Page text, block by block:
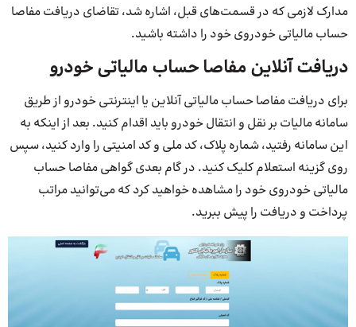
مدارک لازمی که در قسمت‌های قبل، اشاره شد، تقاضای دریافت مفاصا
حساب مالیاتی خودروی خود را داشته باشید.
دریافت آنلاین مفاصا حساب مالیاتی خودرو
برای دریافت مفاصا حساب مالیاتی آنلاین یا اینترنتی خودرو از طریق
سامانه مالیات بر نقل و انتقال خودرو باید اقدام کنید. بعد از اینکه به
این سامانه رفتید، شماره پلاک، کد ملی و کد امنیتی را وارد کنید، سپس
روی گزینه استعلام کلیک کنید. در گام بعدی گواهی مفاصا حساب
مالیاتی خودروی خود را مشاهده خواهید کرد که می‌توانید مراتب
پرداخت و دریافت را پیش ببرید.